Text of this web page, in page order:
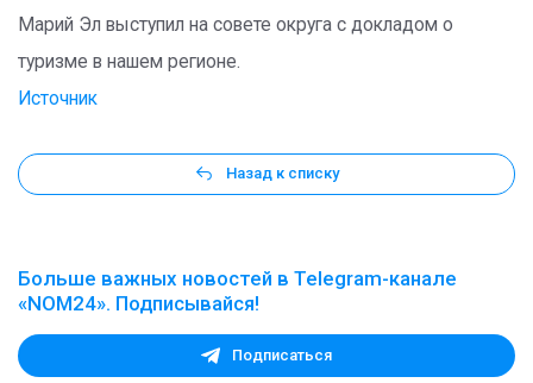
Марий Эл выступил на совете округа с докладом о
туризме в нашем регионе.
Источник
Назад к списку
Больше важных новостей в Telegram-канале
«NOM24». Подписывайся!
Подписаться